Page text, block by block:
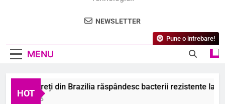
NEWSLETTER
MENU
Pune o intrebare!
HOT
mistreți din Brazilia răspândesc bacterii rezistente la
2026